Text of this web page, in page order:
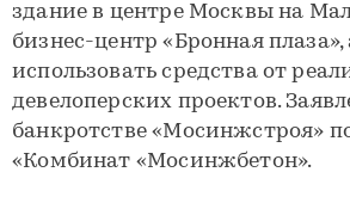
здание в центре Москвы на
бизнес-центр «Бронная
использовать средства от
девелоперских проектов.
банкротстве «Мосинжстроя»
«Комбинат «Мосинжбетон».